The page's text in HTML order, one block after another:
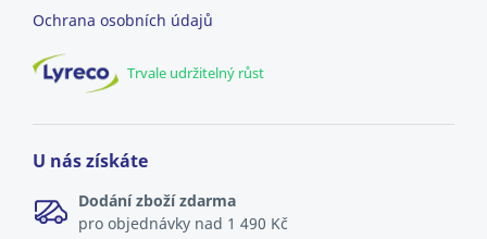
Ochrana osobních údajů
Trvale udržitelný růst
U nás získáte
Dodání zboží zdarma
pro objednávky nad 1 490 Kč